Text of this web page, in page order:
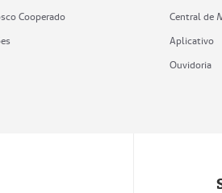
Cooperado
Central de
Aplicativo
Ouvidoria